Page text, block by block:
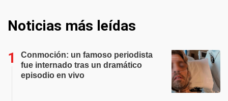
Noticias más leídas
Conmoción: un famoso periodista
fue internado tras un dramático
episodio en vivo